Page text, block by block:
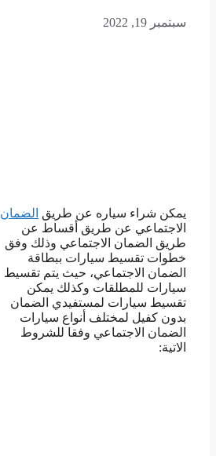
سبتمبر 19, 2022
يمكن شراء سياره عن طريق الضمان
الاجتماعي عن طريق أقساط عن
طريق الضمان الاجتماعي وذلك وفق
خطوات تقسيط سيارات ببطاقة
الضمان الاجتماعي، حيث يتم تقسيط
سيارات للمطلقات وكذلك يمكن
تقسيط سيارات لمستفيدي الضمان
بدون كفيل لمختلف أنواع سيارات
الضمان الاجتماعي وفقا للشروط
الاتية: